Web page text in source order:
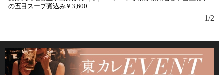
の五目スープ煮込み￥3,600
1/2